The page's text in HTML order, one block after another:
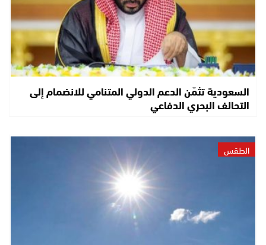
السعودية تثمّن الدعم الدولي المتنامي للانضمام إلى
التحالف البحري الدفاعي
الطقس